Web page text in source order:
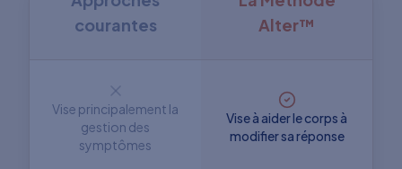
courantes
Alter™
Vise principalement la
gestion des
symptômes
Vise à aider le corps à
modifier sa réponse